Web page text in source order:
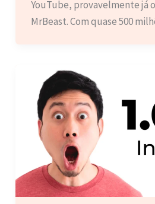
YouTube, provavelmente já
MrBeast. Com quase 500